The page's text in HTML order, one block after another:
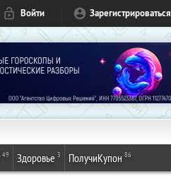
Войти Зарегистрироваться
49 Здоровье 3 ПолучиКупон 86